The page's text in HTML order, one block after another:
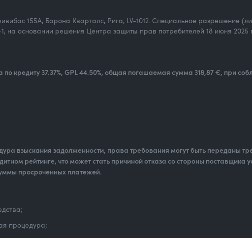
155А, Барона Кварталс, Рига, LV-1012. Специальное разрешение
на основании решения Центра защиты прав потребителей 18 июня
кредиту 37.37%, GPL 44.50%, общая погашаемая сумма 318,87 €, при
взыскания задолженности, права требования могут быть переданы
рейтинге, что может стать причиной отказа со стороны поставщика
просроченных платежей.
процедура;